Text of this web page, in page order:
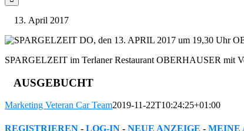
April 2017
SPARGELZEIT im Terlaner Restaurant OBERHAUSER mit
AUSGEBUCHT
Marketing Veteran Car Team2019-11-22T10:24:25+01:00
REGISTRIEREN - LOG-IN - NEUE ANZEIGE - MEINE